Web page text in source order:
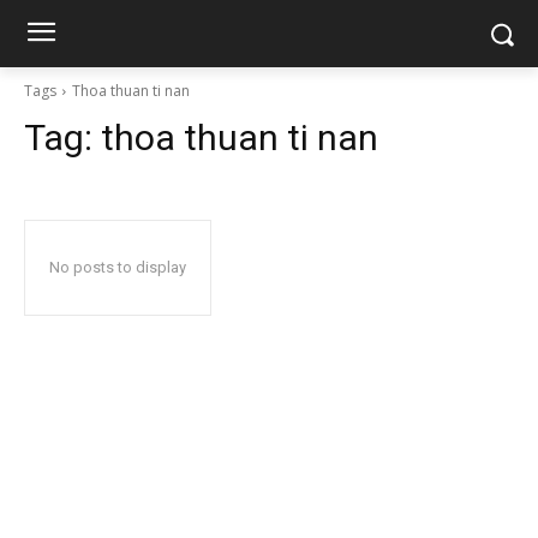
Tags Thoa thuan ti nan
Tag: thoa thuan ti nan
No posts to display